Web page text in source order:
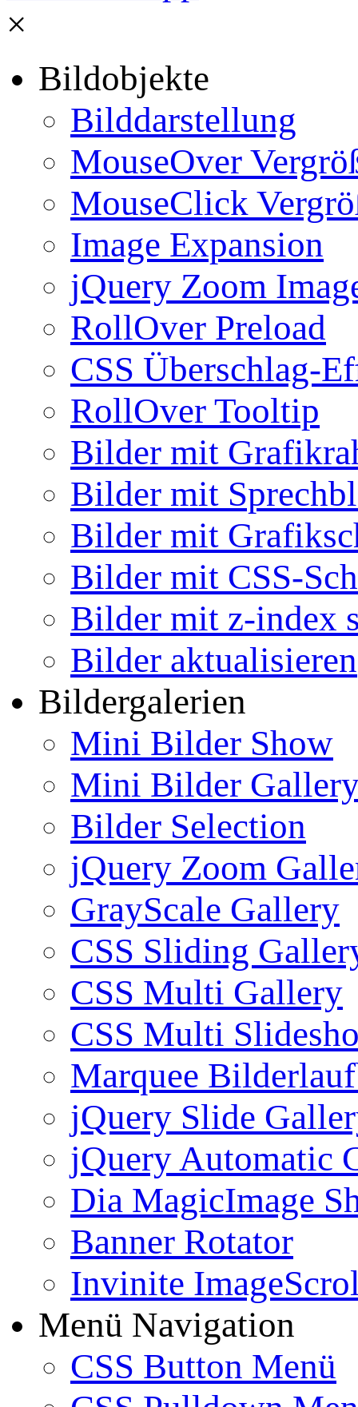
×
Bildobjekte
Bilddarstellung
MouseOver
MouseClick
Image Expansion
jQuery Zoom
RollOver Preload
CSS Überschlag-
RollOver Tooltip
Bilder mit
Bilder mit
Bilder mit
Bilder mit CSS-
Bilder mit z-index
Bilder aktualisieren
Bildergalerien
Mini Bilder Show
Mini Bilder
Bilder Selection
jQuery Zoom
GrayScale Gallery
CSS Sliding
CSS Multi Gallery
CSS Multi
Marquee
jQuery Slide
jQuery Automatic
Dia MagicImage
Banner Rotator
Invinite
Menü Navigation
CSS Button Menü